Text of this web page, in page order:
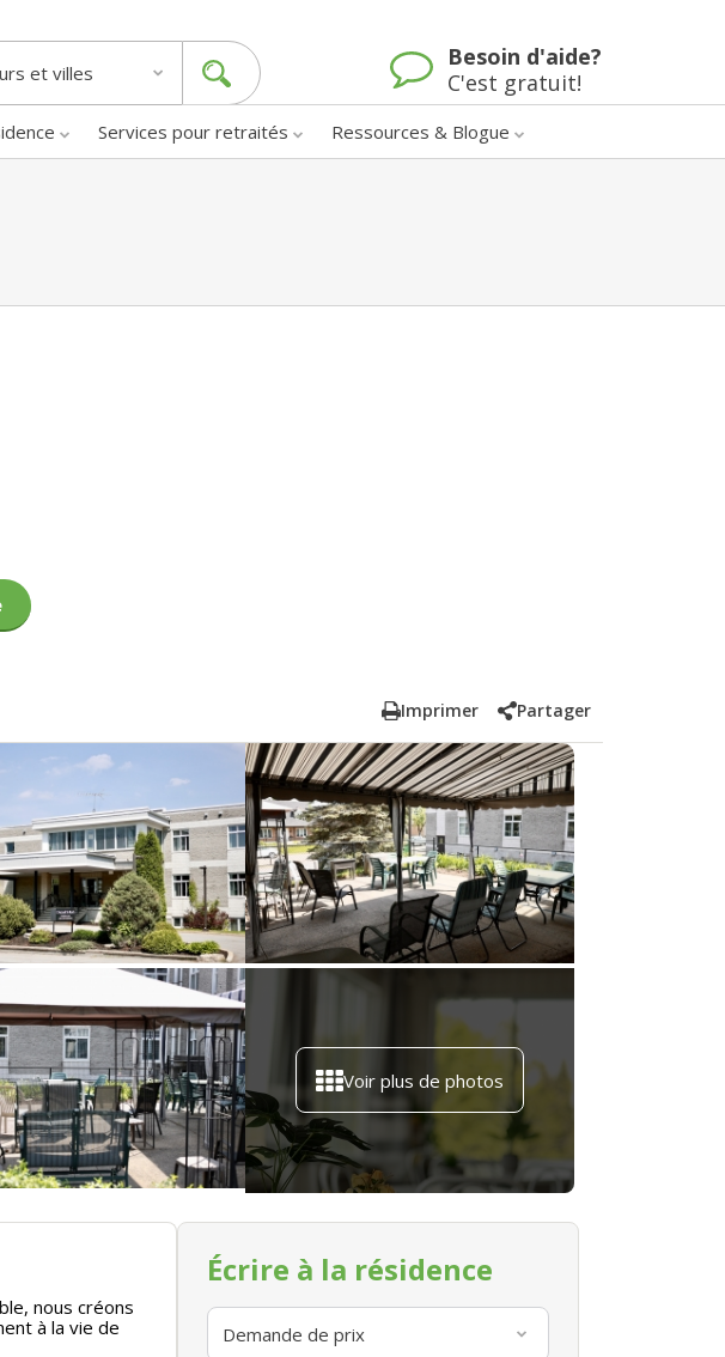
et villes
Besoin d'aide?
C'est gratuit!
Services pour retraités Ressources & Blogue
Imprimer Partager
Voir plus de photos
nous créons
à la vie de
Écrire à la résidence